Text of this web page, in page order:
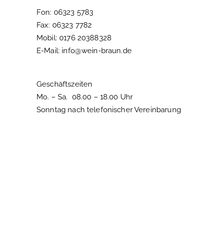
Fon: 06323 5783
Fax: 06323 7782
Mobil: 0176 20388328
E-Mail: info@wein-braun.de
Geschäftszeiten
Mo. – Sa. 08.00 – 18.00 Uhr
Sonntag nach telefonischer Vereinbarung